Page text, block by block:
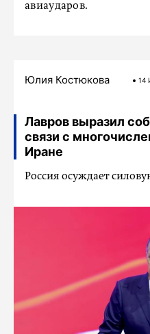
авиаударов.
Юлия Костюкова 14
Лавров выразил
связи с
Иране
Россия осуждает